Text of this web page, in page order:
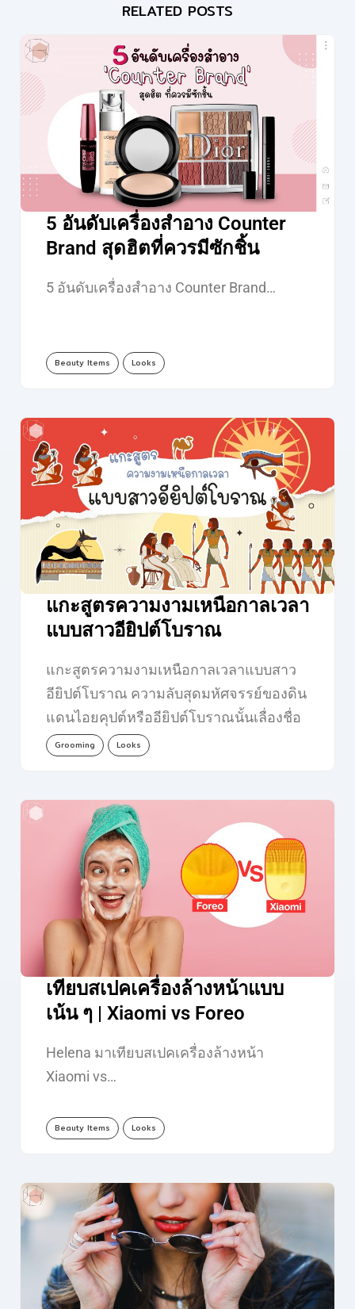
RELATED POSTS
5 อันดับเครื่องสำอาง Counter
Brand สุดฮิตที่ควรมีซักชิ้น
5 อันดับเครื่องสำอาง Counter Brand…
Beauty Items Looks
แกะสูตรความงามเหนือกาลเวลา
แบบสาวอียิปต์โบราณ
แกะสูตรความงามเหนือกาลเวลาแบบสาว
อียิปต์โบราณ ความลับสุดมหัศจรรย์ของดิน
แดนไอยคุปต์หรืออียิปต์โบราณนั้นเลื่องชื่อ
ลือชา ไม่ว่าจะเป็นพีระมิด สฟิงซ์…
Grooming Looks
เทียบสเปคเครื่องล้างหน้าแบบ
เน้น ๆ | Xiaomi vs Foreo
Helena มาเทียบสเปคเครื่องล้างหน้า
Xiaomi vs…
Beauty Items Looks